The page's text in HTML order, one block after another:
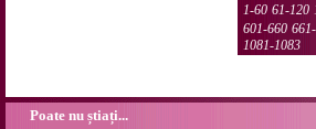
1-60 61-120
601-660
1081-1083
Poate nu știați...